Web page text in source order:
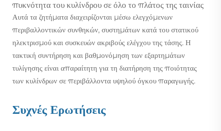
πυκνότητα του κυλίνδρου σε όλο το πλάτος της ταινίας
Αυτά τα ζητήματα διαχειρίζονται μέσω ελεγχόμενων
περιβαλλοντικών συνθηκών, συστημάτων κατά του στατικού
ηλεκτρισμού και συσκευών ακριβούς ελέγχου της τάσης. Η
τακτική συντήρηση και βαθμονόμηση των εξαρτημάτων
τυλίγησης είναι απαραίτητη για τη διατήρηση της ποιότητας
των κυλίνδρων σε περιβάλλοντα υψηλού όγκου παραγωγής.
Συχνές Ερωτήσεις